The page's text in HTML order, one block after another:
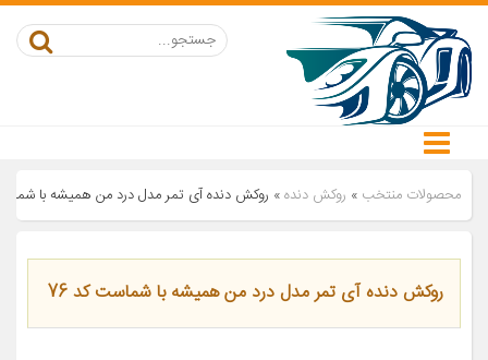
محصولات منتخب » روکش دنده» روکش دنده آی تمر مدل درد من همیشه با
روکش دنده آی تمر مدل درد من همیشه با شماست کد 76